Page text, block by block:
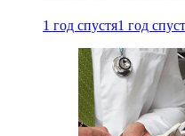
1 год спустя1 год